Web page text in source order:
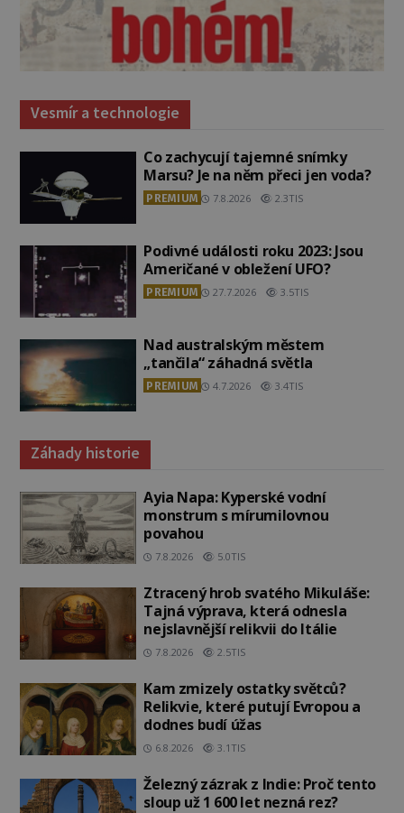
Vesmír a technologie
Co zachycují tajemné snímky
Marsu? Je na něm přeci jen voda?
PREMIUM 7.8.2026 2.3TIS
Podivné události roku 2023: Jsou
Američané v obležení UFO?
PREMIUM 27.7.2026 3.5TIS
Nad australským městem
„tančila“ záhadná světla
PREMIUM 4.7.2026 3.4TIS
Záhady historie
Ayia Napa: Kyperské vodní
monstrum s mírumilovnou
povahou
7.8.2026 5.0TIS
Ztracený hrob svatého Mikuláše:
Tajná výprava, která odnesla
nejslavnější relikvii do Itálie
7.8.2026 2.5TIS
Kam zmizely ostatky světců?
Relikvie, které putují Evropou a
dodnes budí úžas
6.8.2026 3.1TIS
Železný zázrak z Indie: Proč tento
sloup už 1 600 let nezná rez?